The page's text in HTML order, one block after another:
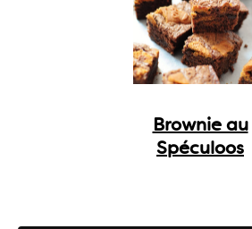
Brownie au
Spéculoos